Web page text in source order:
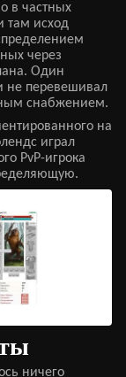
в частных
там исход
через
Один
не перевешивал
снабжением.
на
играл
PvP-игрока
ничего